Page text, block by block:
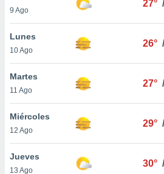
más
nuestra
y
de
disponible
9 Ago
27°
Lunes
10 Ago
26°
Martes
11 Ago
27°
Miércoles
12 Ago
29°
Jueves
13 Ago
30°